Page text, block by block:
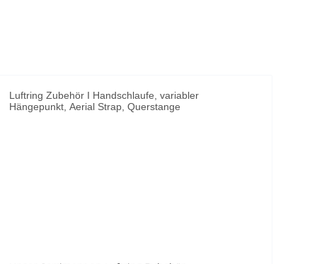
Luftring Zubehör I Handschlaufe, variabler
Hängepunkt, Aerial Strap, Querstange